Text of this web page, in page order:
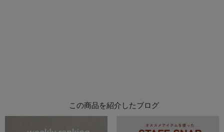
この商品を紹介したブログ